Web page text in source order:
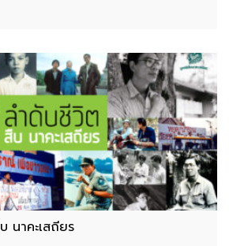
นาคะเสถียร